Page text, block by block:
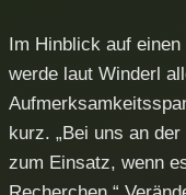
Im Hinblick auf
werde laut Winderl
kurz. „Bei uns an
zum Einsatz, wenn